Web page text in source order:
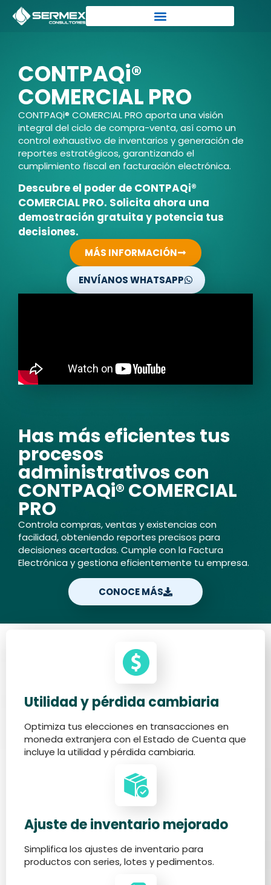
CONTPAQi®
COMERCIAL PRO
CONTPAQi® COMERCIAL PRO aporta una visión
integral del ciclo de compra-venta, así como un
control exhaustivo de inventarios y generación de
reportes estratégicos, garantizando el
cumplimiento fiscal en facturación electrónica.
Descubre el poder de CONTPAQi®
COMERCIAL PRO. Solicita ahora una
demostración gratuita y potencia tus
decisiones.
MÁS INFORMACIÓN
ENVÍANOS WHATSAPP
Has más eficientes tus
procesos
administrativos con
CONTPAQi® COMERCIAL
PRO
Controla compras, ventas y existencias con
facilidad, obteniendo reportes precisos para
decisiones acertadas. Cumple con la Factura
Electrónica y gestiona eficientemente tu empresa.
CONOCE MÁS
Utilidad y pérdida cambiaria
Optimiza tus elecciones en transacciones en
moneda extranjera con el Estado de Cuenta que
incluye la utilidad y pérdida cambiaria.
Ajuste de inventario mejorado
Simplifica los ajustes de inventario para
productos con series, lotes y pedimentos.